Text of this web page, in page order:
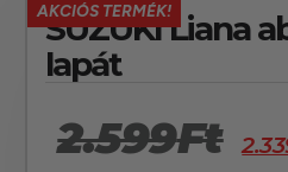
AKCIÓS TERMÉK!
SUZUKI Liana
lapát
2.599Ft